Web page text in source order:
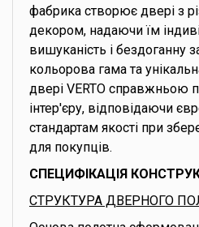
фабрика створює двері з
декором, надаючи їм
вишуканість і бездоганну
кольорова гама та
двері VERTO справжньою
інтер'єру, відповідаючи
стандартам якості при
для покупців.
СПЕЦИФІКАЦІЯ
СТРУКТУРА ДВЕРНОГО